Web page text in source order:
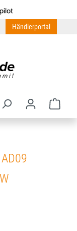
Händlerportal